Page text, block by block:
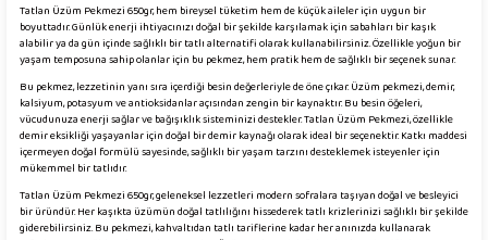
Tatlan Üzüm Pekmezi 650gr, hem bireysel tüketim hem de küçük aileler için uygun bir
boyuttadır. Günlük enerji ihtiyacınızı doğal bir şekilde karşılamak için sabahları bir kaşık
alabilir ya da gün içinde sağlıklı bir tatlı alternatifi olarak kullanabilirsiniz. Özellikle yoğun bir
yaşam temposuna sahip olanlar için bu pekmez, hem pratik hem de sağlıklı bir seçenek sunar.
Bu pekmez, lezzetinin yanı sıra içerdiği besin değerleriyle de öne çıkar. Üzüm pekmezi, demir,
kalsiyum, potasyum ve antioksidanlar açısından zengin bir kaynaktır. Bu besin öğeleri,
vücudunuza enerji sağlar ve bağışıklık sisteminizi destekler. Tatlan Üzüm Pekmezi, özellikle
demir eksikliği yaşayanlar için doğal bir demir kaynağı olarak ideal bir seçenektir. Katkı maddesi
içermeyen doğal formülü sayesinde, sağlıklı bir yaşam tarzını desteklemek isteyenler için
mükemmel bir tatlıdır.
Tatlan Üzüm Pekmezi 650gr, geleneksel lezzetleri modern sofralara taşıyan doğal ve besleyici
bir üründür. Her kaşıkta üzümün doğal tatlılığını hissederek tatlı krizlerinizi sağlıklı bir şekilde
giderebilirsiniz. Bu pekmezi, kahvaltıdan tatlı tariflerine kadar her anınızda kullanarak